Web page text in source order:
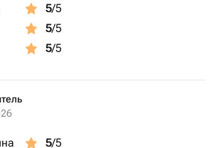
5/5
5/5
5/5
5/5